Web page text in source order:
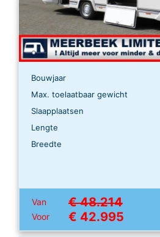
Bouwjaar
Max. toelaatbaar gewicht
Slaapplaatsen
Lengte
Breedte
Van € 48.214
Voor € 42.995